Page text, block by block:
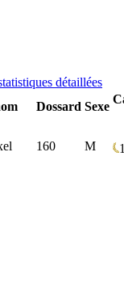
détaillées
Dossard Sexe
160 M